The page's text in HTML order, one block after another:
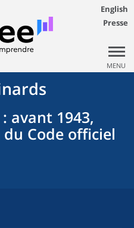
English
Presse
MENU
: avant 1943,
Code officiel